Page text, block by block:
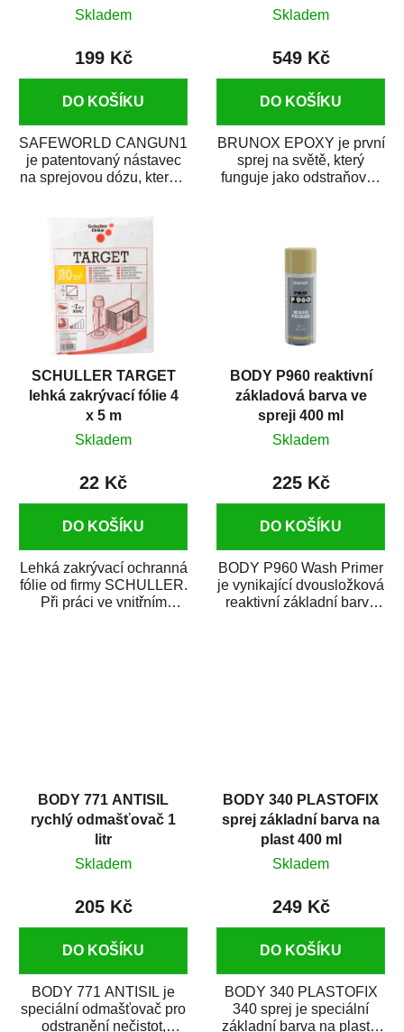
Skladem
199 Kč
DO KOŠÍKU
SAFEWORLD CANGUN1
je patentovaný nástavec
na sprejovou dózu, který ji
Skladem
549 Kč
DO KOŠÍKU
BRUNOX EPOXY je první
sprej na světě, který
funguje jako odstraňovač
SCHULLER TARGET
lehká zakrývací fólie 4
x 5 m
Skladem
22 Kč
DO KOŠÍKU
Lehká zakrývací ochranná
fólie od firmy SCHULLER.
Při práci ve vnitřním
BODY P960 reaktivní
základová barva ve
spreji 400 ml
Skladem
225 Kč
DO KOŠÍKU
BODY P960 Wash Primer
je vynikající dvousložková
reaktivní základní barva
BODY 771 ANTISIL
rychlý odmašťovač 1
litr
Skladem
205 Kč
DO KOŠÍKU
BODY 771 ANTISIL je
speciální odmašťovač pro
odstranění nečistot,
BODY 340 PLASTOFIX
sprej základní barva na
plast 400 ml
Skladem
249 Kč
DO KOŠÍKU
BODY 340 PLASTOFIX
340 sprej je speciální
základní barva na plasty,